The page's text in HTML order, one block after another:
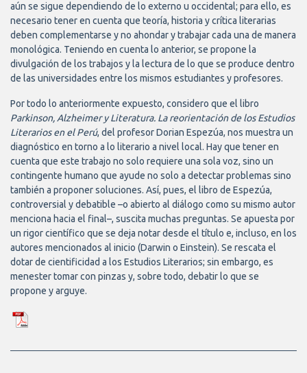
aún se sigue dependiendo de lo externo u occidental; para ello, es
necesario tener en cuenta que teoría, historia y crítica literarias
deben complementarse y no ahondar y trabajar cada una de manera
monológica. Teniendo en cuenta lo anterior, se propone la
divulgación de los trabajos y la lectura de lo que se produce dentro
de las universidades entre los mismos estudiantes y profesores.
Por todo lo anteriormente expuesto, considero que el libro
Parkinson, Alzheimer y Literatura. La reorientación de los Estudios
Literarios en el Perú, del profesor Dorian Espezúa, nos muestra un
diagnóstico en torno a lo literario a nivel local. Hay que tener en
cuenta que este trabajo no solo requiere una sola voz, sino un
contingente humano que ayude no solo a detectar problemas sino
también a proponer soluciones. Así, pues, el libro de Espezúa,
controversial y debatible –o abierto al diálogo como su mismo autor
menciona hacia el final–, suscita muchas preguntas. Se apuesta por
un rigor científico que se deja notar desde el título e, incluso, en los
autores mencionados al inicio (Darwin o Einstein). Se rescata el
dotar de cientificidad a los Estudios Literarios; sin embargo, es
menester tomar con pinzas y, sobre todo, debatir lo que se
propone y arguye.